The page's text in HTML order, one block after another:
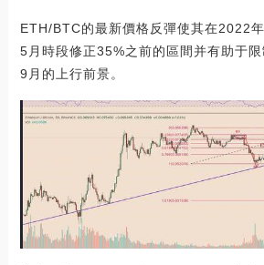
ETH/BTC的最新價格反彈使其在2022
5月時段修正35%之前的區間并有助于
9月的上行前景。